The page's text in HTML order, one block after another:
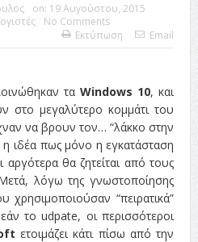
on: 19 Αυγούστου, 2015
No Comments
Εκτύπωση
Email
ταWindows 10, και
στο μεγαλύτερο κομμάτι του
να βρουν τον… “λάκκο στην
ιδέα πως μόνο η εγκατάσταση
θα ζητείται από τους
λόγω της γνωστοποίησης
χρησιμοποιούσαν “πειρατικά”
το udpate, οι περισσότεροι
ετοιμάζει κάτι πίσω από την